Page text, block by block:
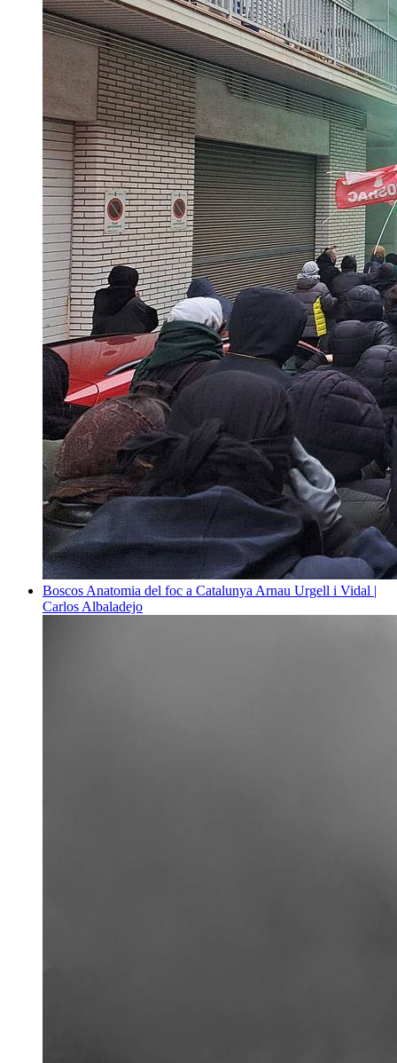
Boscos Anatomia del foc a Catalunya Arnau Urgell i Vidal |
Carlos Albaladejo